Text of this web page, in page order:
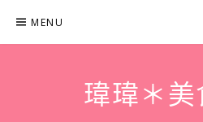
content
MENU
瑋瑋＊美